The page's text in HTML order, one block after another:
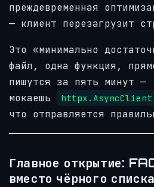
преждевременная
— клиент перезагрузит
Это «минимально
файл, одна функция,
пишутся за пять минут —
мокаешь
httpx.AsyncClient
что отправляется
Главное открытие:
вместо чёрного